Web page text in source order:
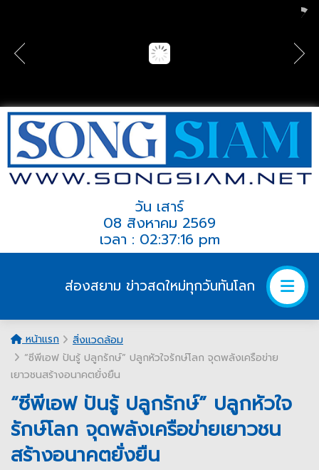
วัน เสาร์
08 สิงหาคม 2569
เวลา : 02:37:16 pm
ส่องสยาม ข่าวสดใหม่ทุกวันทันโลก
หน้าแรก
สิ่งแวดล้อม
“ซีพีเอฟ ปันรู้ ปลูกรักษ์” ปลูกหัวใจรักษ์โลก จุดพลังเครือข่าย
เยาวชนสร้างอนาคตยั่งยืน
“ซีพีเอฟ ปันรู้ ปลูกรักษ์” ปลูกหัวใจ
รักษ์โลก จุดพลังเครือข่ายเยาวชน
สร้างอนาคตยั่งยืน